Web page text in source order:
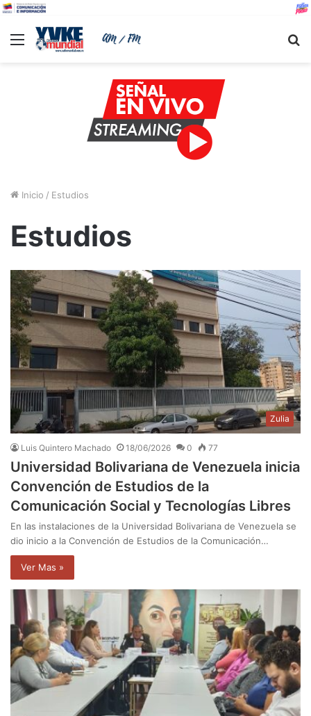
Menu
Inicio / Estudios
Estudios
Zulia
Luis Quintero Machado 18/06/2026 0 77
Universidad Bolivariana de Venezuela inicia
Convención de Estudios de la
Comunicación Social y Tecnologías Libres
En las instalaciones de la Universidad Bolivariana de Venezuela se
dio inicio a la Convención de Estudios de la Comunicación…
Ver Mas »